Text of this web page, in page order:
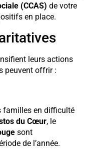
(CCAS) de votre
en place.
leurs actions
peuvent offrir :
familles en difficulté
du Cœur, le
sont
de l’année.